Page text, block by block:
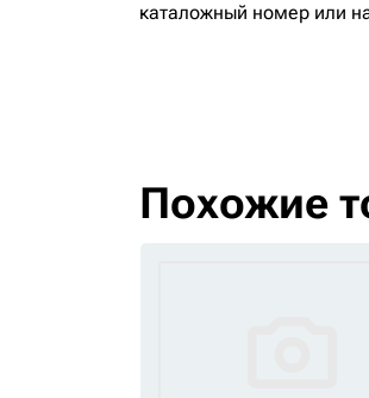
каталожный номер или
Похожие